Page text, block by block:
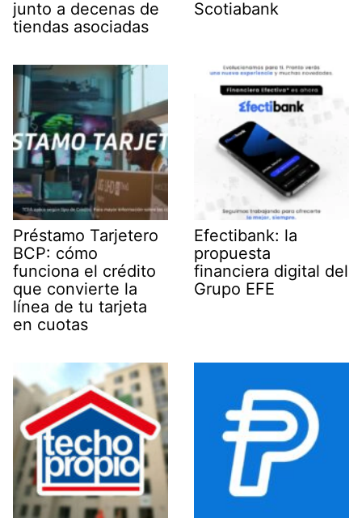
junto a decenas de
tiendas asociadas
Scotiabank
Préstamo Tarjetero
BCP: cómo
funciona el crédito
que convierte la
línea de tu tarjeta
en cuotas
Efectibank: la
propuesta
financiera digital del
Grupo EFE